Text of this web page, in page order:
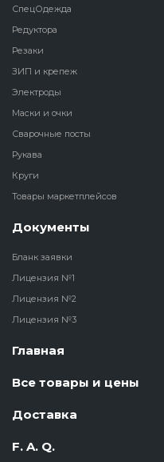
СпецОдежда
Редуктора
Резаки
ЗИП и крепеж
Электроды
Маски и очки
Сварочные посты
Рукава
Круги
Товары маркетплейсов
Документы
Бланк заявки
Лицензия №1
Лицензия №2
Лицензия №3
Главная
Все товары и цены
Доставка
F. A. Q.